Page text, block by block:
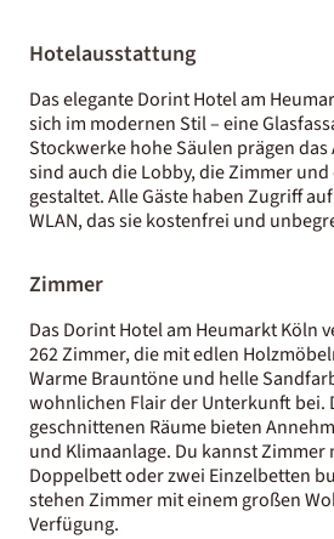
Hotelausstattung
Das elegante Dorint Hotel am
sich im modernen Stil – eine
Stockwerke hohe Säulen prägen
sind auch die Lobby, die Zimmer
gestaltet. Alle Gäste haben Zugriff
WLAN, das sie kostenfrei und
Zimmer
Das Dorint Hotel am Heumarkt Köln
262 Zimmer, die mit edlen
Warme Brauntöne und helle
wohnlichen Flair der Unterkunft bei.
geschnittenen Räume bieten
und Klimaanlage. Du kannst Zimmer
Doppelbett oder zwei Einzelbetten
stehen Zimmer mit einem großen
Verfügung.